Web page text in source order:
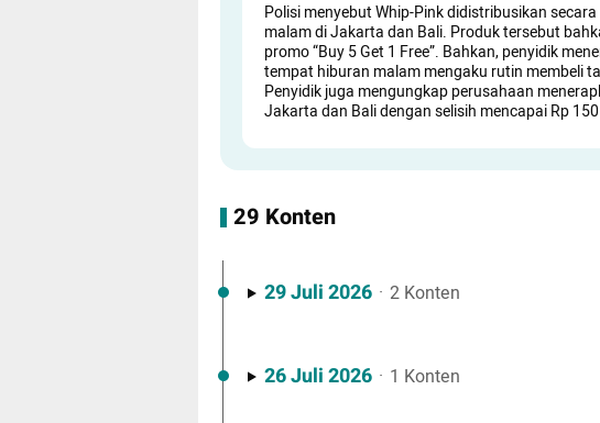
Polisi menyebut Whip-Pink didistribusikan
malam di Jakarta dan Bali. Produk tersebut
promo “Buy 5 Get 1 Free”. Bahkan, penyidik
tempat hiburan malam mengaku rutin membeli
Penyidik juga mengungkap perusahaan
Jakarta dan Bali dengan selisih mencapai Rp
29 Konten
29 Juli 2026 · 2 Konten
26 Juli 2026 · 1 Konten